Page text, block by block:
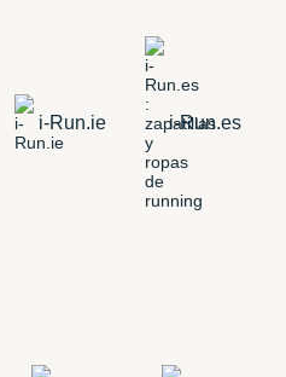
i-Run.ie i-Run.es